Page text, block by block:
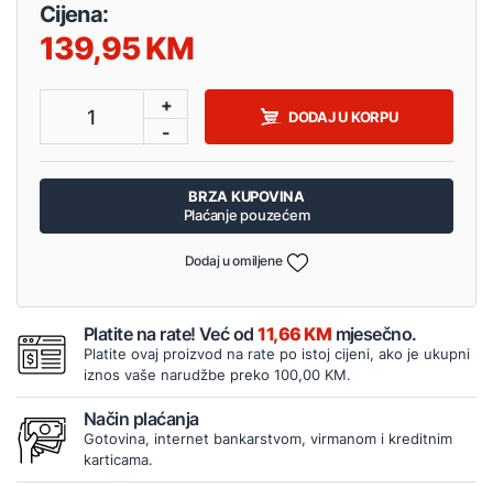
Cijena:
139,95
1
+
-
DODAJ U KORPU
BRZA KUPOVINA
Plaćanje pouzećem
Dodaj u omiljene
Platite na rate! Već od11,66 KM mjesečno.
Platite ovaj proizvod na rate po istoj cijeni, ako je ukupni
iznos vaše narudžbe preko 100,00 KM.
Način plaćanja
Gotovina, internet bankarstvom, virmanom i kreditnim
karticama.